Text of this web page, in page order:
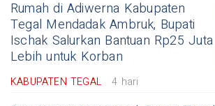
Rumah di Adiwerna Kabupaten
Tegal Mendadak Ambruk, Bupati
Ischak Salurkan Bantuan Rp25 Juta
Lebih untuk Korban
KABUPATEN TEGAL 4 hari